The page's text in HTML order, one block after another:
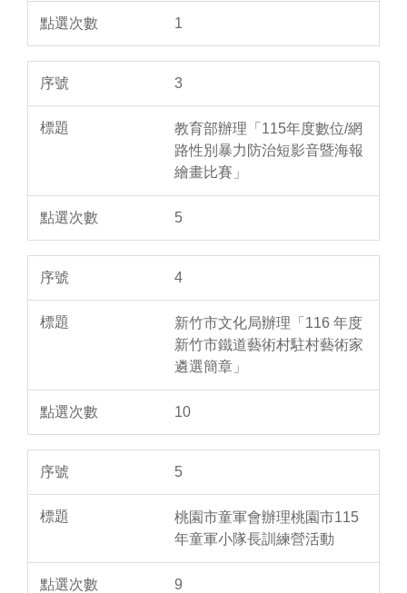
1
3
教育部辦理「115年度數位/網
路性別暴力防治短影音暨海報
繪畫比賽」
5
4
新竹市文化局辦理「116 年度
新竹市鐵道藝術村駐村藝術家
遴選簡章」
10
5
桃園市童軍會辦理桃園市115
年童軍小隊長訓練營活動
9